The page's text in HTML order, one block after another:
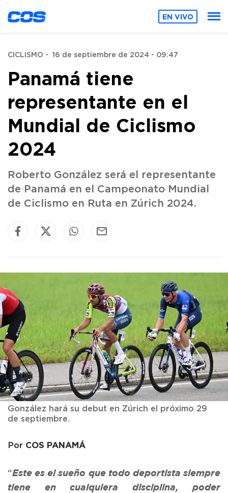
EN VIVO
CICLISMO - 16 de septiembre de 2024 - 09:47
Panamá tiene
representante en el
Mundial de Ciclismo
2024
Roberto González será el representante
de Panamá en el Campeonato Mundial
de Ciclismo en Ruta en Zúrich 2024.
González hará su debut en Zúrich el próximo 29
de septiembre.
Por COS PANAMÁ
“Este es el sueño que todo deportista siempre
tiene en cualquiera disciplina, poder